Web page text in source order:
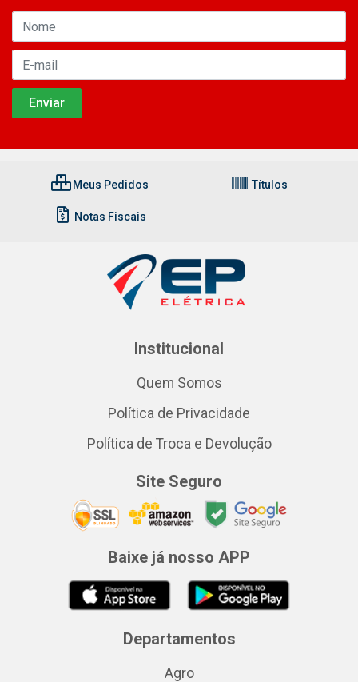
Meus Pedidos Títulos
Notas Fiscais
Institucional
Quem Somos
Política de Privacidade
Política de Troca e Devolução
Site Seguro
Baixe já nosso APP
Departamentos
Agro